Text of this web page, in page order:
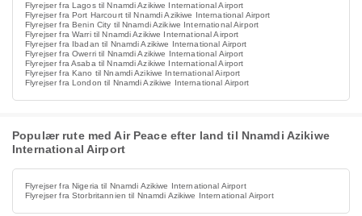
Flyrejser fra Lagos til Nnamdi Azikiwe International Airport
Flyrejser fra Port Harcourt til Nnamdi Azikiwe International Airport
Flyrejser fra Benin City til Nnamdi Azikiwe International Airport
Flyrejser fra Warri til Nnamdi Azikiwe International Airport
Flyrejser fra Ibadan til Nnamdi Azikiwe International Airport
Flyrejser fra Owerri til Nnamdi Azikiwe International Airport
Flyrejser fra Asaba til Nnamdi Azikiwe International Airport
Flyrejser fra Kano til Nnamdi Azikiwe International Airport
Flyrejser fra London til Nnamdi Azikiwe International Airport
Populær rute med Air Peace efter land til Nnamdi Azikiwe
International Airport
Flyrejser fra Nigeria til Nnamdi Azikiwe International Airport
Flyrejser fra Storbritannien til Nnamdi Azikiwe International Airport